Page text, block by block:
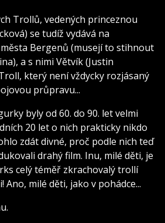
Trollů, vedených princeznou
se tudíž vydává na
Bergenů (musejí to stihnout
a s nimi Větvík (Justin
který není vždycky rozjásaný
průpravu...
byly od 60. do 90. let velmi
20 let o nich prakticky nikdo
zdát divné, proč podle nich teď
drahý film. Inu, milé děti, je
celý téměř zkrachovalý trollí
milé děti, jako v pohádce...